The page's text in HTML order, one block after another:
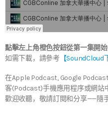
點擊左上角橙色按鈕從第一集開
如需下載，請參考 【SoundCloud
在Apple Podcast, Google
客(Podcast)手機應用程序或網站
歡迎收聽，敬請訂閱和分享——隨